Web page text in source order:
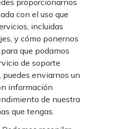
proporcionarnos
con el uso que
incluidas
y cómo ponernos
que podamos
de soporte
enviarnos un
información
de nuestra
que tengas.